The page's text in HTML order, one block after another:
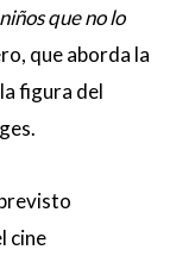
que no lo
que aborda la
figura del
cine